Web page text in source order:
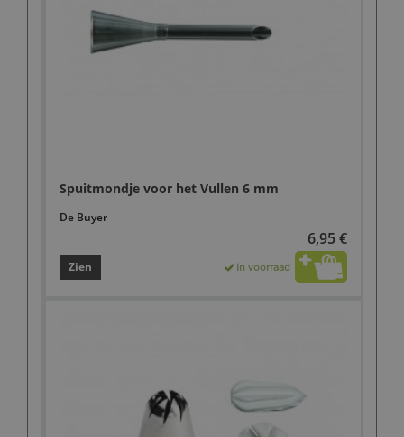
Spuitmondje voor het Vullen 6 mm
De Buyer
6,95 €
Zien In voorraad